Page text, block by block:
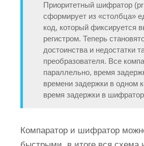
Приоритетный шифратор
сформирует из «столбца»
код, который фиксируется
регистром. Теперь
достоинства и недостатки
преобразователя. Все
параллельно, время
времени задержки в одном
время задержки в
Компаратор и шифратор